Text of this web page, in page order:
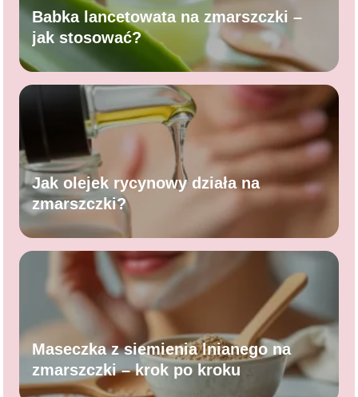
Babka lancetowata na zmarszczki –
jak stosować?
Jak olejek rycynowy działa na
zmarszczki?
Maseczka z siemienia lnianego na
zmarszczki – krok po kroku